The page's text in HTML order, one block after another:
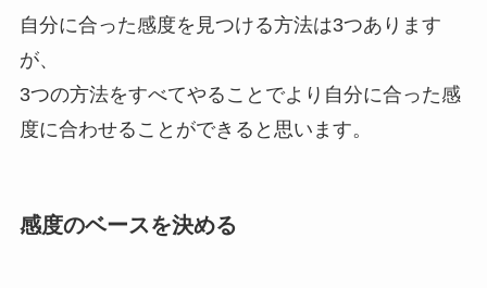
自分に合った感度を見つける方法は3つあります
が、
3つの方法をすべてやることでより自分に合った感
度に合わせることができる と思います。
感度のベースを決める